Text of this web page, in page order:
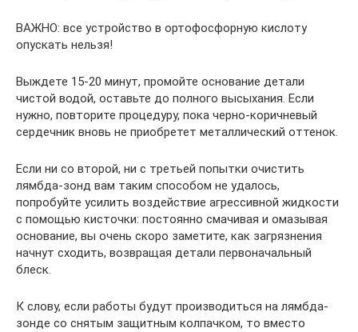
ВАЖНО: все устройство в ортофосфорную кислоту
опускать нельзя!
Выждете 15-20 минут, промойте основание детали
чистой водой, оставьте до полного высыхания. Если
нужно, повторите процедуру, пока черно-коричневый
сердечник вновь не приобретет металлический оттенок.
Если ни со второй, ни с третьей попытки очистить
лямбда-зонд вам таким способом не удалось,
попробуйте усилить воздействие агрессивной жидкости
с помощью кисточки: постоянно смачивая и омазывая
основание, вы очень скоро заметите, как загрязнения
начнут сходить, возвращая детали первоначальный
блеск.
К слову, если работы будут производиться на лямбда-
зонде со снятым защитным колпачком, то вместо